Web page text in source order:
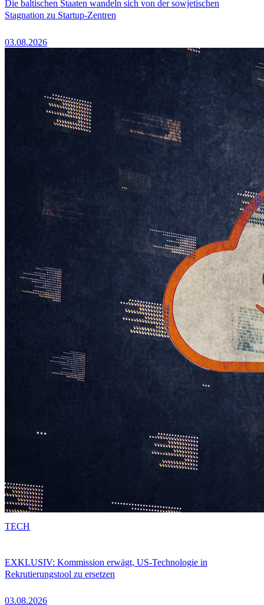
Die baltischen Staaten wandeln sich von der sowjetischen
Stagnation zu Startup-Zentren
03.08.2026
EXKLUSIV: Kommission erwägt, US-Technologie in
Rekrutierungstool zu ersetzen
03.08.2026
TECH